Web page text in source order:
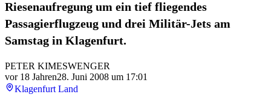
Riesenaufregung um ein tief fliegendes
Passagierflugzeug und drei Militär-Jets am
Samstag in Klagenfurt.
PETER KIMESWENGER
vor 18 Jahren28. Juni 2008 um 17:01
Klagenfurt Land